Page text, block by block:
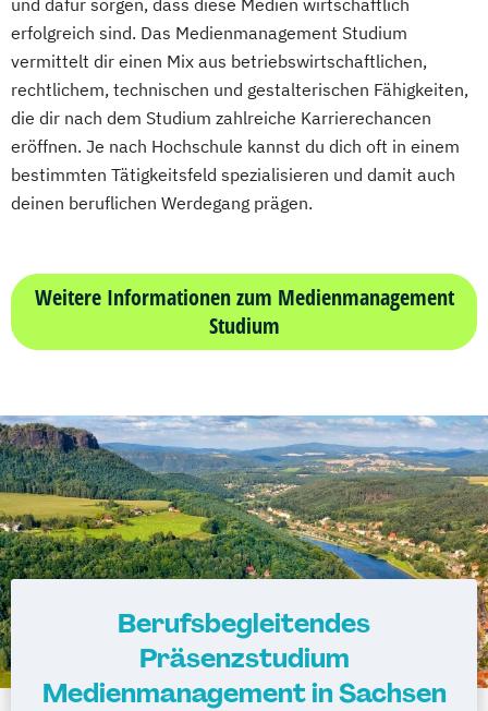
erfolgreich sind. Das Medienmanagement Studium
vermittelt dir einen Mix aus betriebswirtschaftlichen,
rechtlichem, technischen und gestalterischen Fähigkeiten,
die dir nach dem Studium zahlreiche Karrierechancen
eröffnen. Je nach Hochschule kannst du dich oft in einem
bestimmten Tätigkeitsfeld spezialisieren und damit auch
deinen beruflichen Werdegang prägen.
Weitere Informationen zum Medienmanagement
Studium
Berufsbegleitendes
Präsenzstudium
Medienmanagement in Sachsen